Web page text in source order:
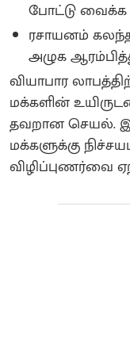
போட்டு வைக்க
ரசாயனம்
அழுக
வியாபார
மக்களின்
தவறான செயல்.
மக்களுக்கு
விழிப்புணர்வை